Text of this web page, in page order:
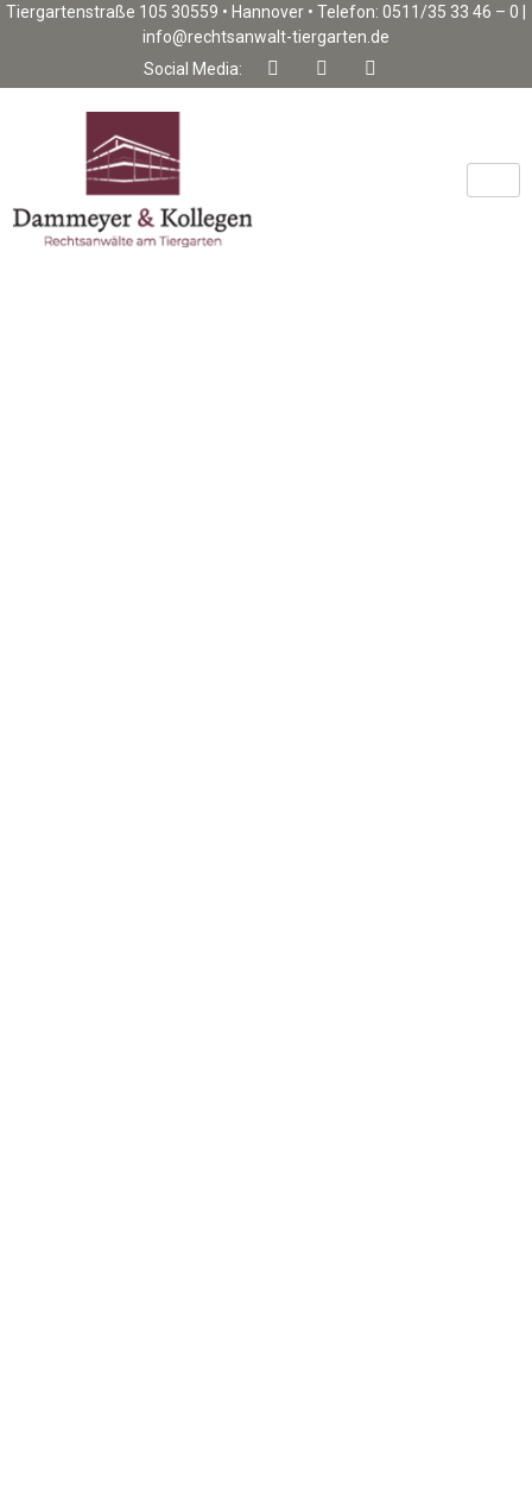
Tiergartenstraße 105 30559 • Hannover • Telefon: 0511/35 33 46 – 0 |
info@rechtsanwalt-tiergarten.de
Social Media: